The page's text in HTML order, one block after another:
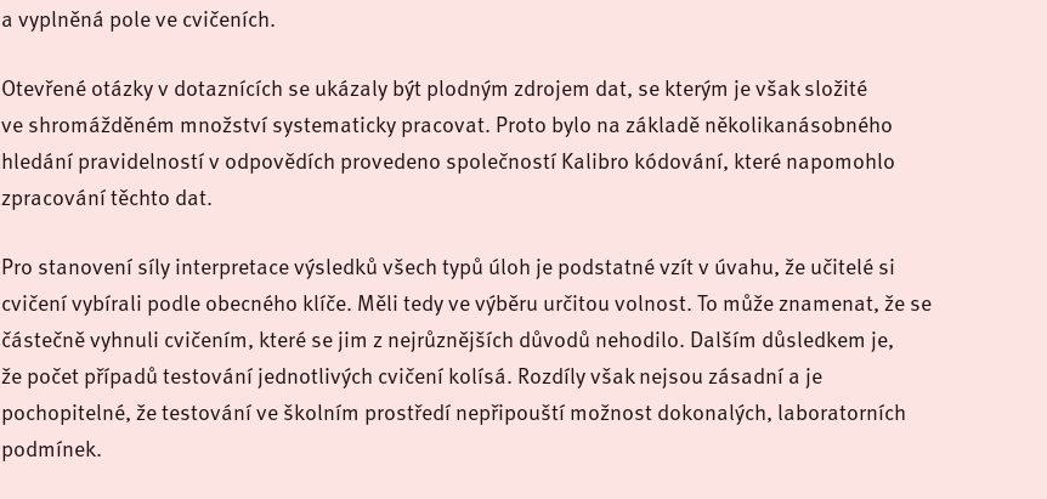
a vyplněná pole ve cvičeních.
Otevřené otázky v dotaznících se ukázaly být plodným zdrojem dat, se kterým je však složité
ve shromážděném množství systematicky pracovat. Proto bylo na základě několikanásobného
hledání pravidelností v odpovědích provedeno společností Kalibro kódování, které napomohlo
zpracování těchto dat.
Pro stanovení síly interpretace výsledků všech typů úloh je podstatné vzít v úvahu, že učitelé si
cvičení vybírali podle obecného klíče. Měli tedy ve výběru určitou volnost. To může znamenat, že se
částečně vyhnuli cvičením, které se jim z nejrůznějších důvodů nehodilo. Dalším důsledkem je,
že počet případů testování jednotlivých cvičení kolísá. Rozdíly však nejsou zásadní a je
pochopitelné, že testování ve školním prostředí nepřipouští možnost dokonalých, laboratorních
podmínek.